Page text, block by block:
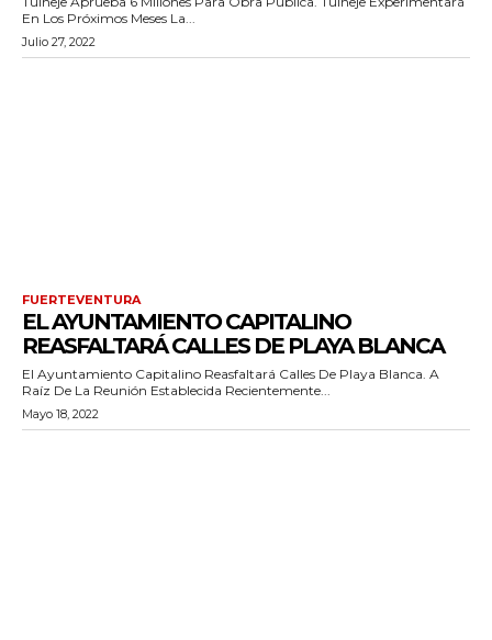
En Los Próximos Meses La...
Julio 27, 2022
FUERTEVENTURA
EL AYUNTAMIENTO CAPITALINO
REASFALTARÁ CALLES DE PLAYA BLANCA
El Ayuntamiento Capitalino Reasfaltará Calles De Playa Blanca. A
Raíz De La Reunión Establecida Recientemente...
Mayo 18, 2022